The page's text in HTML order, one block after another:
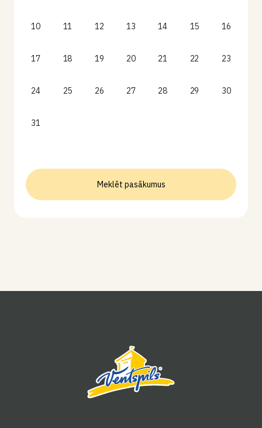
10 11 12 13 14 15 16
17 18 19 20 21 22 23
24 25 26 27 28 29 30
31
Meklēt pasākumus